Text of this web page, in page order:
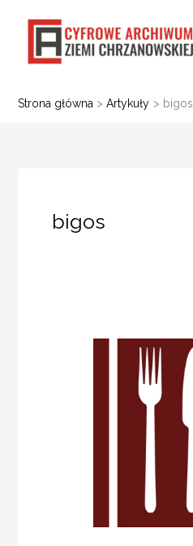
Strona główna Artykuły bigos
bigos